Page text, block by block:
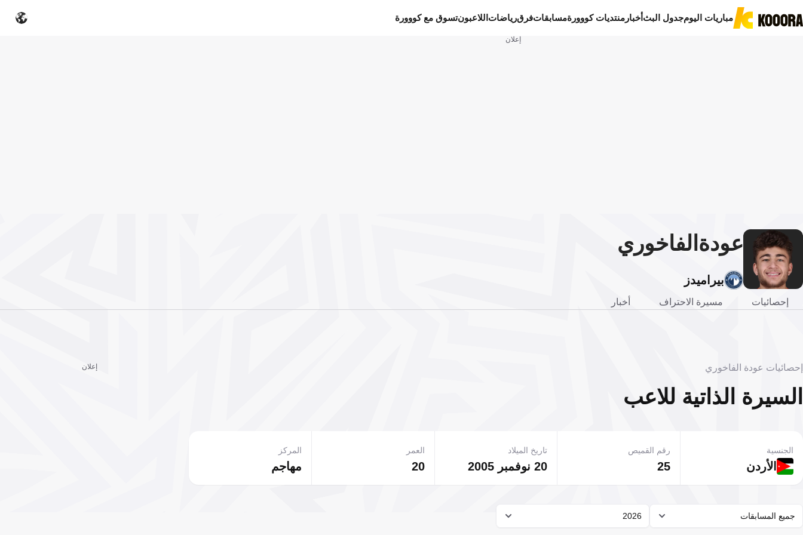
مباريات اليومجدول البثأخبار منتديات كووورةمسابقاتفرقرياضات اللاعبونتسوق مع كووورة
إعلان
عودة الفاخوري
بيراميدز
إحصائيات مسيرة الاحتراف أخبار
إحصائيات عودة الفاخوري
السيرة الذاتية للاعب
الأردن
الجنسية
25
رقم القميص
20 نوفمبر 2005
تاريخ الميلاد
20
العمر
مهاجم
المركز
جميع المسابقات 2026
إعلان